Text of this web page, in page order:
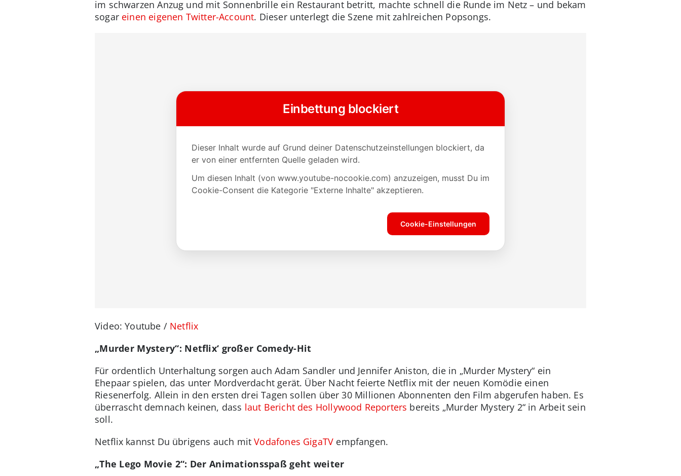
im schwarzen Anzug und mit Sonnenbrille ein Restaurant betritt, machte schnell die Runde im Netz – und bekam
sogar einen eigenen Twitter-Account. Dieser unterlegt die Szene mit zahlreichen Popsongs.
Video: Youtube / Netflix
„Murder Mystery“: Netflix‘ großer Comedy-Hit
Für ordentlich Unterhaltung sorgen auch Adam Sandler und Jennifer Aniston, die in „Murder Mystery“ ein
Ehepaar spielen, das unter Mordverdacht gerät. Über Nacht feierte Netflix mit der neuen Komödie einen
Riesenerfolg. Allein in den ersten drei Tagen sollen über 30 Millionen Abonnenten den Film abgerufen haben. Es
überrascht demnach keinen, dass laut Bericht des Hollywood Reporters bereits „Murder Mystery 2“ in Arbeit sein
soll.
Netflix kannst Du übrigens auch mitVodafones GigaTV empfangen.
„The Lego Movie 2“: Der Animationsspaß geht weiter